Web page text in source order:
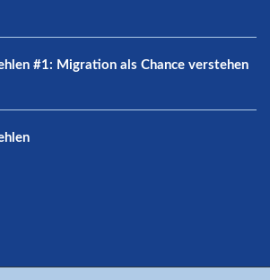
#1: Migration als Chance verstehen